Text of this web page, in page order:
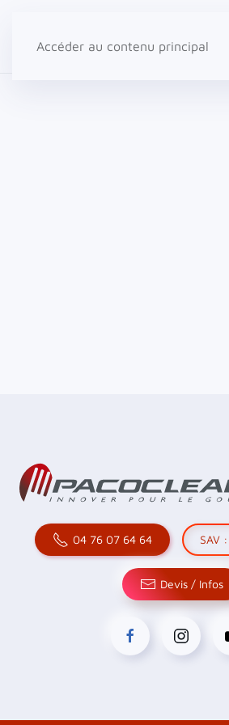
Accéder au contenu principal
04 76 07 64 64 SAV
Devis / Infos